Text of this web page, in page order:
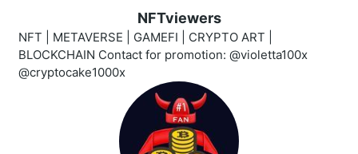
NFTviewers
NFT | METAVERSE | GAMEFI | CRYPTO ART |
BLOCKCHAIN Contact for promotion: @violetta100x
@cryptocake1000x